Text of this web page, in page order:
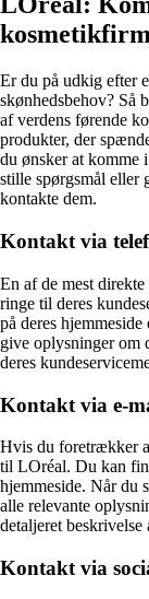
Er du på udkig efter
skønhedsbehov? Så
af verdens førende
produkter, der
du ønsker at komme
stille spørgsmål eller
kontakte dem.
Kontakt via
En af de mest
ringe til deres
på deres
give oplysninger om
deres
Kontakt via e-
Hvis du foretrækker
til LOréal. Du kan
hjemmeside. Når du
alle relevante
detaljeret
Kontakt via